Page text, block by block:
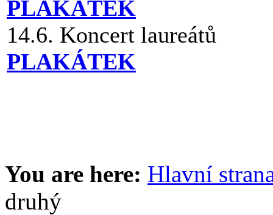
PLAKÁTEK
14.6. Koncert laureátů
PLAKÁTEK
You are here: Hlavní
druhý